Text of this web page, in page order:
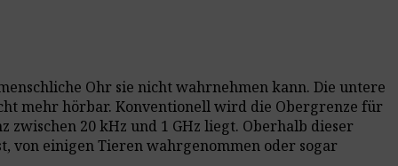
Ohr sie nicht wahrnehmen kann. Die untere
mehr hörbar. Konventionell wird die Obergrenze für
20 kHz und 1 GHz liegt. Oberhalb dieser
von einigen Tieren wahrgenommen oder sogar